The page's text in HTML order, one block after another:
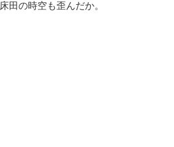
床田の時空も歪んだか。